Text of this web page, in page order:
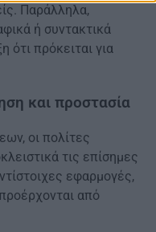
Παράλληλα,
ή συντακτικά
ότι πρόκειται για
και προστασία
οι πολίτες
τις επίσημες
εφαρμογές,
από